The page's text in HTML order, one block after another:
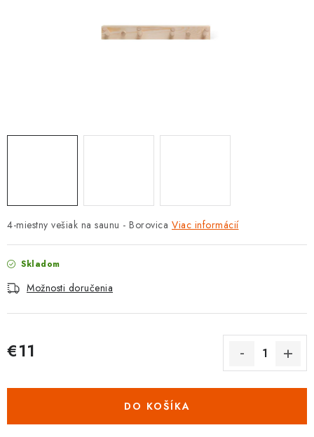
OBCHODNÉ PODMIENKY
4-miestny vešiak na saunu - Borovica Viac informácií
Skladom
Možnosti doručenia
€11
DO KOŠÍKA